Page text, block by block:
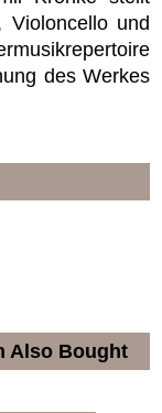
Violoncello und
des Werkes
Also Bought